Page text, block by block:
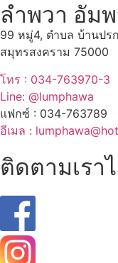
ลำพวา อัม
99 หมู่4, ตำบล บ้านปร
สมุทรสงคราม 75000
โทร : 034-763970-3
Line: @lumphawa
แฟกซ์ : 034-763789
อีเมล :
ติดตามเรา